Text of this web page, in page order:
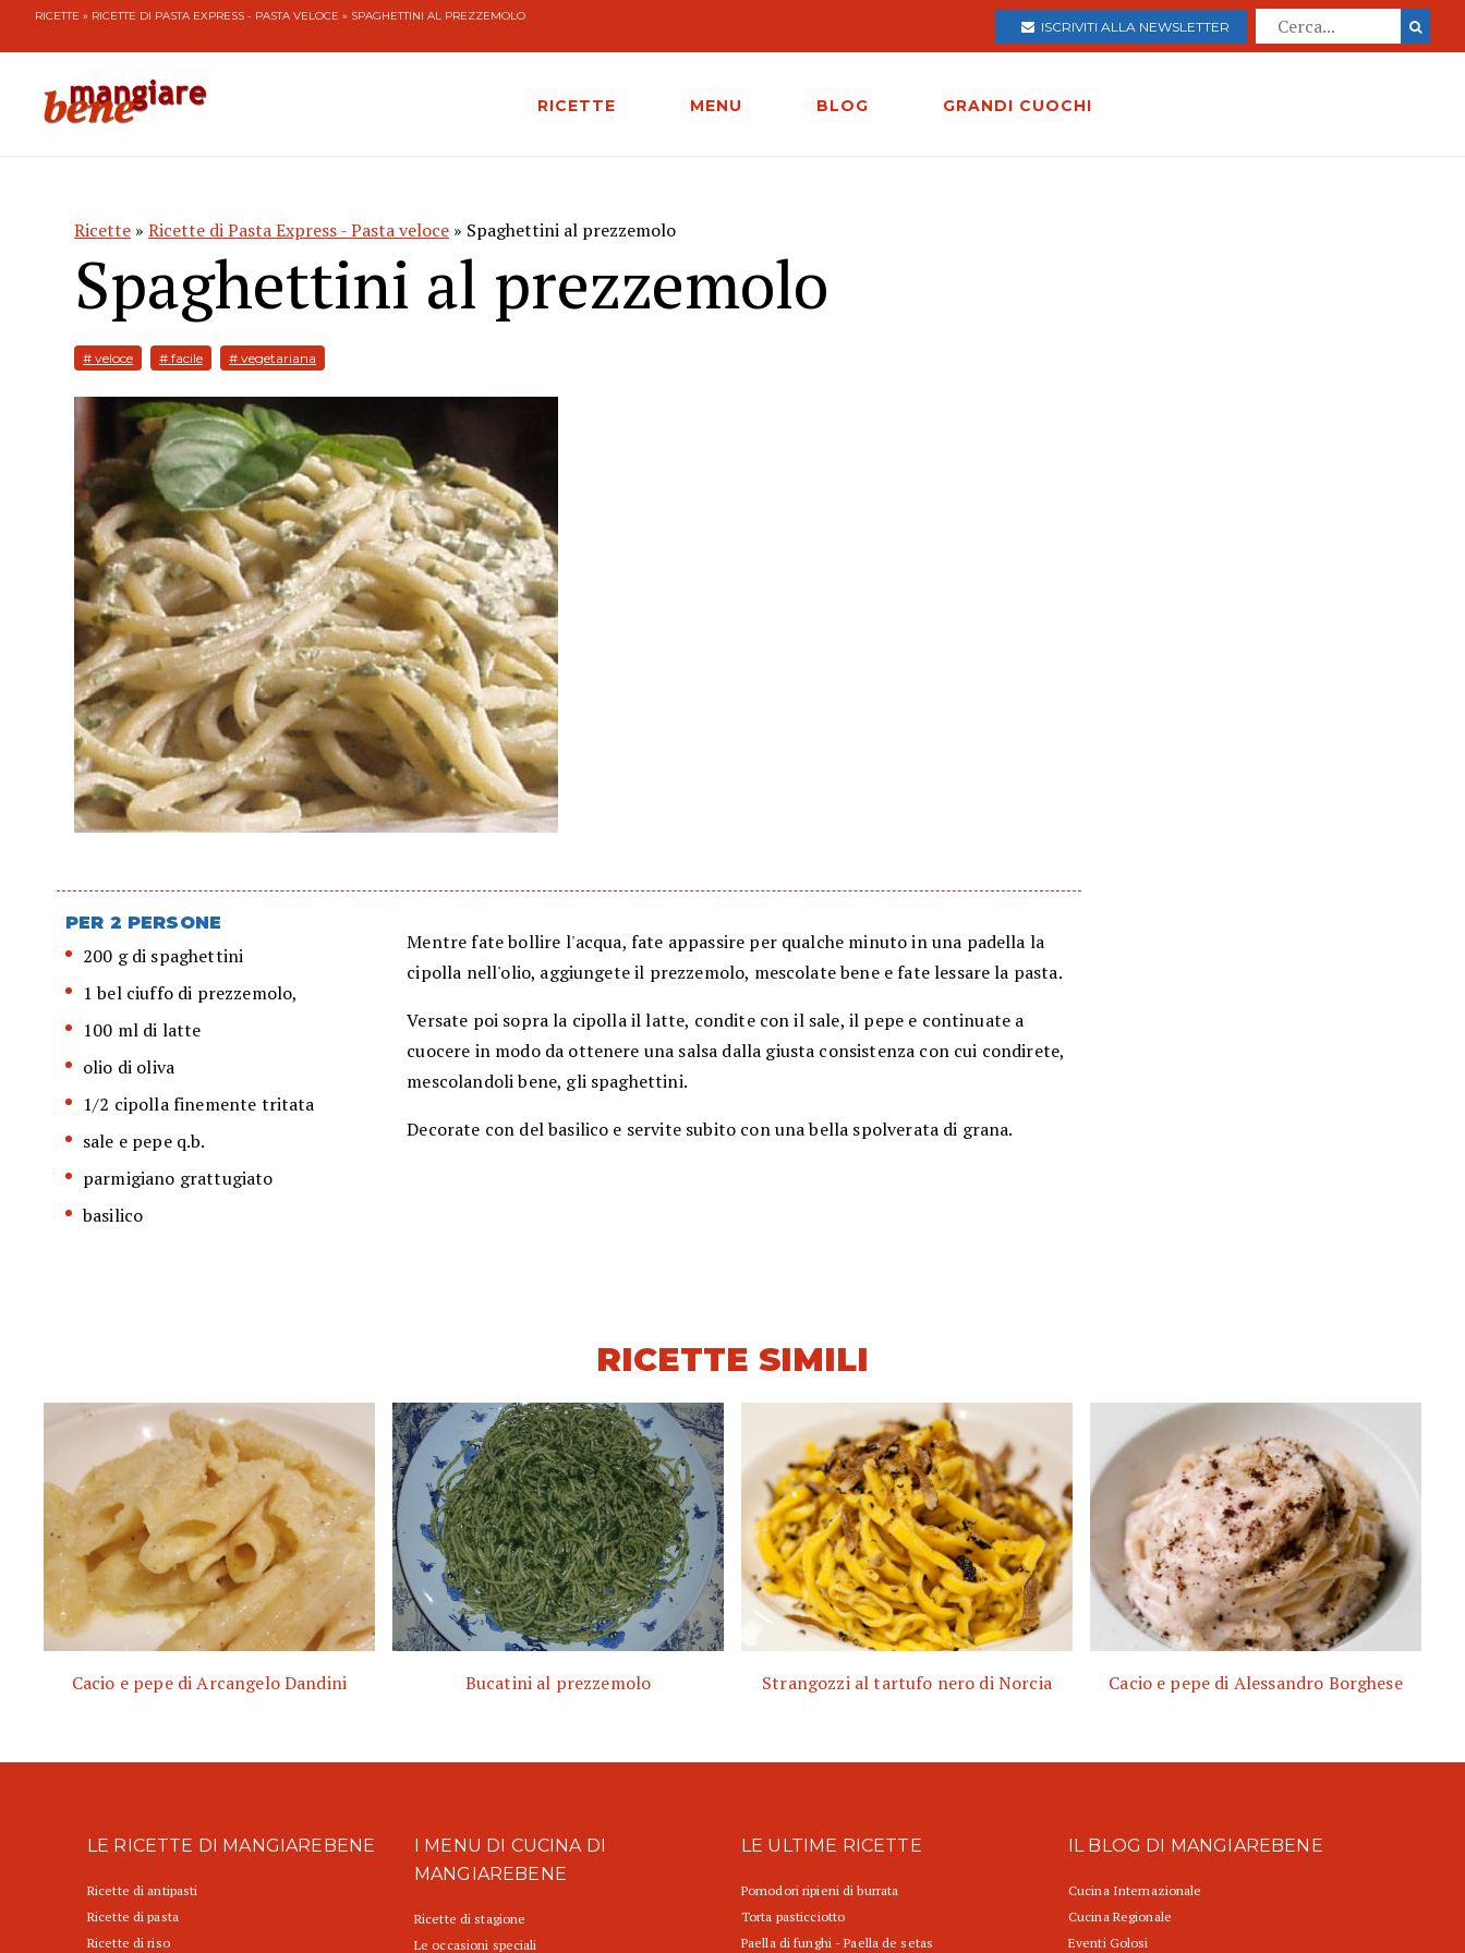
RICETTE » RICETTE DI PASTA EXPRESS - PASTA VELOCE » SPAGHETTINI AL PREZZEMOLO
ISCRIVITI ALLA NEWSLETTER
RICETTE MENU BLOG GRANDI CUOCHI
Ricette » Ricette di Pasta Express - Pasta veloce » Spaghettini al prezzemolo
Spaghettini al prezzemolo
# veloce # facile # vegetariana
PER 2 PERSONE
200 g di spaghettini
1 bel ciuffo di prezzemolo,
100 ml di latte
olio di oliva
1/2 cipolla finemente tritata
sale e pepe q.b.
parmigiano grattugiato
basilico
Mentre fate bollire l'acqua, fate appassire per qualche minuto in una padella la
cipolla nell'olio, aggiungete il prezzemolo, mescolate bene e fate lessare la pasta.
Versate poi sopra la cipolla il latte, condite con il sale, il pepe e continuate a
cuocere in modo da ottenere una salsa dalla giusta consistenza con cui condirete,
mescolandoli bene, gli spaghettini.
Decorate con del basilico e servite subito con una bella spolverata di grana.
RICETTE SIMILI
Cacio e pepe di Arcangelo Dandini Bucatini al prezzemolo Strangozzi al tartufo nero di Norcia Cacio e pepe di Alessandro Borghese
LE RICETTE DI MANGIAREBENE
Ricette di antipasti
Ricette di pasta
Ricette di riso
I MENU DI CUCINA DI
MANGIAREBENE
Ricette di stagione
Le occasioni speciali
LE ULTIME RICETTE
Pomodori ripieni di burrata
Torta pasticciotto
Paella di funghi - Paella de setas
IL BLOG DI MANGIAREBENE
Cucina Internazionale
Cucina Regionale
Eventi Golosi